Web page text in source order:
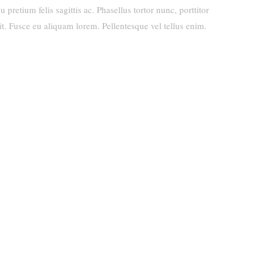
pretium felis sagittis ac. Phasellus tortor nunc, porttitor
eu aliquam lorem. Pellentesque vel tellus enim.